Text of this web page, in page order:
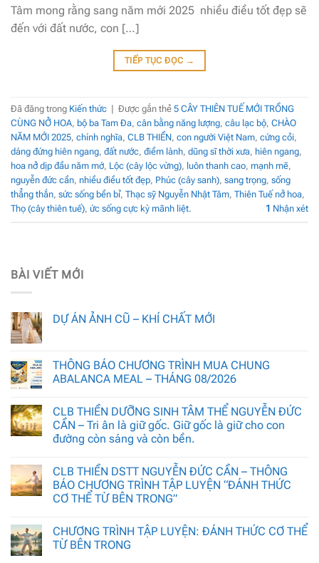
Tâm mong rằng sang năm mới 2025 nhiều điều tốt đẹp sẽ
đến với đất nước, con […]
TIẾP TỤC ĐỌC →
Đã đăng trong Kiến thức Được gắn thẻ 5 CÂY THIÊN TUẾ MỚI TRỒNG
CÙNG NỞ HOA, bộ ba Tam Đa, cân bằng năng lượng, câu lạc bộ, CHÀO
NĂM MỚI 2025, chính nghĩa, CLB THIỀN, con người Việt Nam, cứng cỏi,
dáng đứng hiên ngang, đất nước, điềm lành, dũng sĩ thời xưa, hiên ngang,
hoa nở dịp đầu năm mớ, Lộc (cây lộc vừng), luôn thanh cao, mạnh mẽ,
nguyễn đức cần, nhiều điều tốt đẹp, Phúc (cây sanh), sang trọng, sống
thẳng thắn, sức sống bền bỉ, Thạc sỹ Nguyễn Nhật Tâm, Thiên Tuế nở hoa,
Thọ (cây thiên tuế), ức sống cực kỳ mãnh liệt. 1 Nhận xét
BÀI VIẾT MỚI
DỰ ÁN ẢNH CŨ – KHÍ CHẤT MỚI
THÔNG BÁO CHƯƠNG TRÌNH MUA CHUNG
ABALANCA MEAL – THÁNG 08/2026
CLB THIỀN DƯỠNG SINH TÂM THỂ NGUYỄN ĐỨC
CẦN – Tri ân là giữ gốc. Giữ gốc là giữ cho con
đường còn sáng và còn bền.
CLB THIỀN DSTT NGUYỄN ĐỨC CẦN – THÔNG
BÁO CHƯƠNG TRÌNH TẬP LUYỆN “ĐÁNH THỨC
CƠ THỂ TỪ BÊN TRONG”
CHƯƠNG TRÌNH TẬP LUYỆN: ĐÁNH THỨC CƠ THỂ
TỪ BÊN TRONG